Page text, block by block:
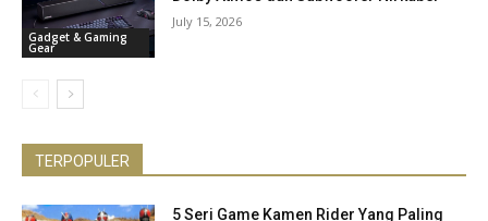
Gadget & Gaming
Gear
July 15, 2026
TERPOPULER
5 Seri Game Kamen Rider Yang Paling